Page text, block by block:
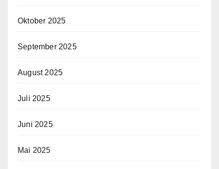
Oktober 2025
September 2025
August 2025
Juli 2025
Juni 2025
Mai 2025